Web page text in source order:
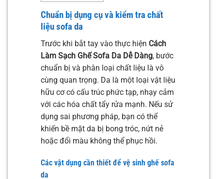
Chuẩn bị dụng cụ và kiểm tra chất
liệu sofa da
Trước khi bắt tay vào thực hiện Cách
Làm Sạch Ghế Sofa Da Dễ Dàng, bước
chuẩn bị và phân loại chất liệu là vô
cùng quan trọng. Da là một loại vật liệu
hữu cơ có cấu trúc phức tạp, nhạy cảm
với các hóa chất tẩy rửa mạnh. Nếu sử
dụng sai phương pháp, bạn có thể
khiến bề mặt da bị bong tróc, nứt nẻ
hoặc đổi màu không thể phục hồi.
Các vật dụng cần thiết để vệ sinh ghế sofa
da